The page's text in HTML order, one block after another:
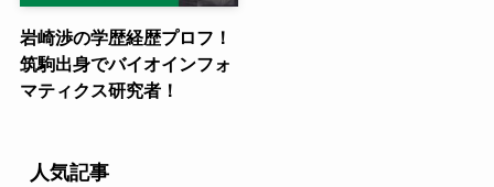
岩崎渉の学歴経歴プロフ！
筑駒出身でバイオインフォ
マティクス研究者！
人気記事